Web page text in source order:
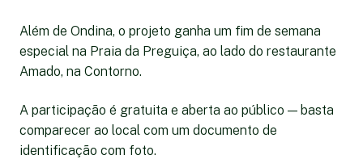
Além de Ondina, o projeto ganha um fim de semana
especial na Praia da Preguiça, ao lado do restaurante
Amado, na Contorno.
A participação é gratuita e aberta ao público — basta
comparecer ao local com um documento de
identificação com foto.